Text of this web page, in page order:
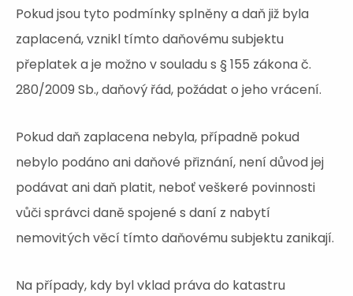
Pokud jsou tyto podmínky splněny a daň již byla
zaplacená, vznikl tímto daňovému subjektu
přeplatek a je možno v souladu s § 155 zákona č.
280/2009 Sb., daňový řád, požádat o jeho vrácení.
Pokud daň zaplacena nebyla, případně pokud
nebylo podáno ani daňové přiznání, není důvod jej
podávat ani daň platit, neboť veškeré povinnosti
vůči správci daně spojené s daní z nabytí
nemovitých věcí tímto daňovému subjektu zanikají.
Na případy, kdy byl vklad práva do katastru